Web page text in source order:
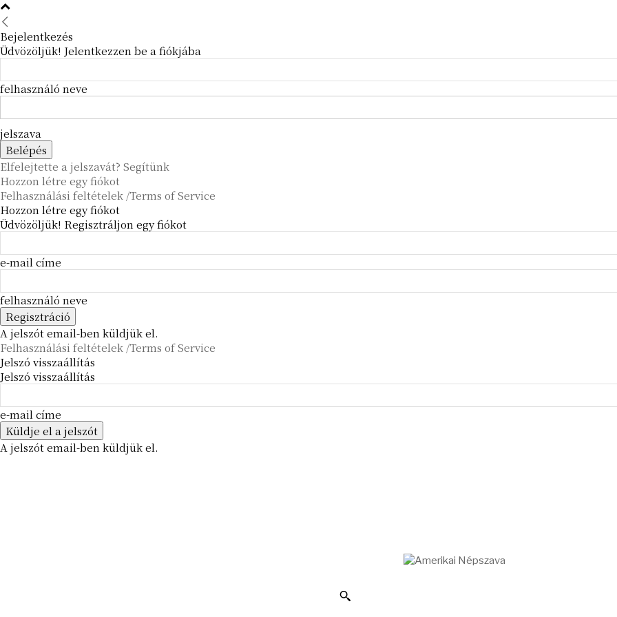
Bejelentkezés
Üdvözöljük! Jelentkezzen be a fiókjába
felhasználó neve
jelszava
Elfelejtette a jelszavát? Segítünk
Hozzon létre egy fiókot
Felhasználási feltételek /Terms of Service
Hozzon létre egy fiókot
Üdvözöljük! Regisztráljon egy fiókot
e-mail címe
felhasználó neve
A jelszót email-ben küldjük el.
Felhasználási feltételek /Terms of Service
Jelszó visszaállítás
Jelszó visszaállítás
e-mail címe
A jelszót email-ben küldjük el.